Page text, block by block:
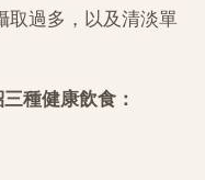
取過多，以及清淡單
種健康飲食：